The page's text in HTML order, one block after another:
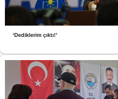
‘Dediklerim çıktı!’